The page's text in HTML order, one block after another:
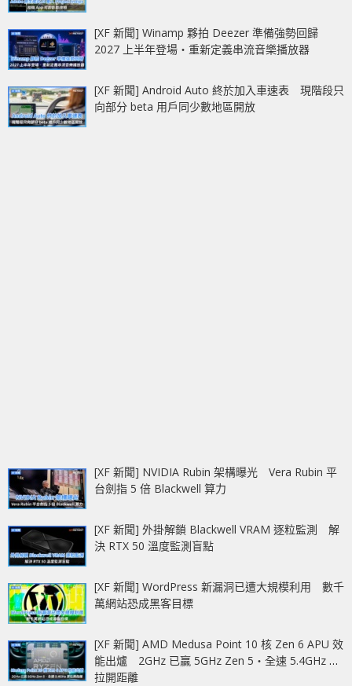
[XF 新聞] Winamp 夥拍 Deezer 準備強勢回歸
2027 上半年登場‧重新定義串流音樂播放器
[XF 新聞] Android Auto 終於加入車速表 現階段只
向部分 beta 用戶同少數地區開放
[XF 新聞] NVIDIA Rubin 架構曝光 Vera Rubin 平
台劍指 5 倍 Blackwell 算力
[XF 新聞] 外掛解鎖 Blackwell VRAM 逐粒監測 解
決 RTX 50 溫度監測盲點
[XF 新聞] WordPress 新漏洞已遭大規模利用 數千
萬網站恐成黑客目標
[XF 新聞] AMD Medusa Point 10 核 Zen 6 APU 效
能出爐 2GHz 已贏 5GHz Zen 5‧全速 5.4GHz 更
拉開距離